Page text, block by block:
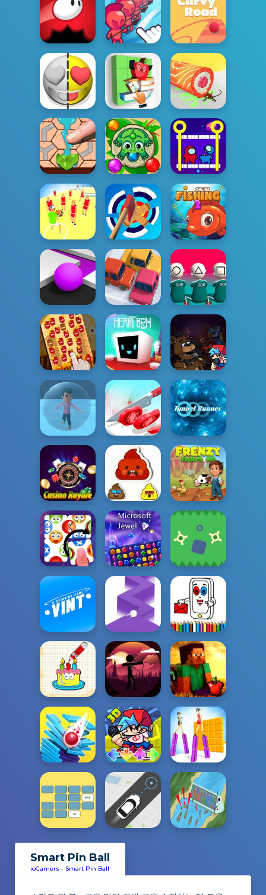
Smart Pin Ball
ioGamers - Smart Pin Ball